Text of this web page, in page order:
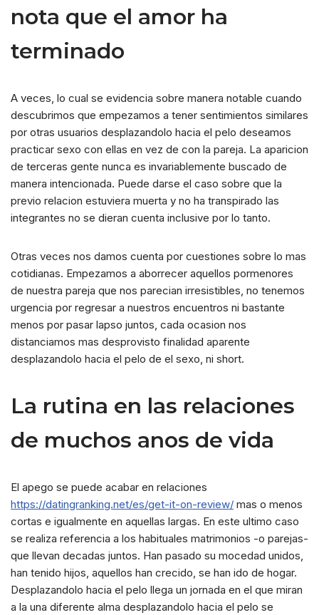
nota que el amor ha
terminado
A veces, lo cual se evidencia sobre manera notable cuando
descubrimos que empezamos a tener sentimientos similares
por otras usuarios desplazandolo hacia el pelo deseamos
practicar sexo con ellas en vez de con la pareja. La aparicion
de terceras gente nunca es invariablemente buscado de
manera intencionada. Puede darse el caso sobre que la
previo relacion estuviera muerta y no ha transpirado las
integrantes no se dieran cuenta inclusive por lo tanto.
Otras veces nos damos cuenta por cuestiones sobre lo mas
cotidianas. Empezamos a aborrecer aquellos pormenores
de nuestra pareja que nos parecian irresistibles, no tenemos
urgencia por regresar a nuestros encuentros ni bastante
menos por pasar lapso juntos, cada ocasion nos
distanciamos mas desprovisto finalidad aparente
desplazandolo hacia el pelo de el sexo, ni short.
La rutina en las relaciones
de muchos anos de vida
El apego se puede acabar en relaciones
https://datingranking.net/es/get-it-on-review/ mas o menos
cortas e igualmente en aquellas largas. En este ultimo caso
se realiza referencia a los habituales matrimonios -o parejas-
que llevan decadas juntos. Han pasado su mocedad unidos,
han tenido hijos, aquellos han crecido, se han ido de hogar.
Desplazandolo hacia el pelo llega un jornada en el que miran
a la una diferente alma desplazandolo hacia el pelo se